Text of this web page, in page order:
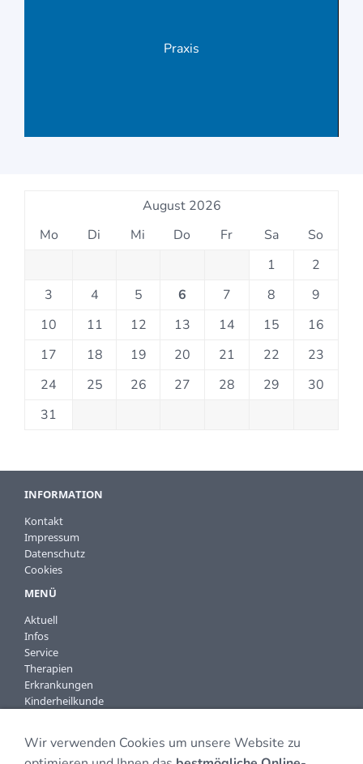
Praxis
August 2026
Mo
Di Mi Do Fr Sa
So
1
2
3
4 5 6 7 8
9
10
11 12 13 14 15
16
17
18 19 20 21 22
23
24
25 26 27 28 29
30
31
INFORMATION
Kontakt
Impressum
Datenschutz
Cookies
MENÜ
Aktuell
Infos
Service
Therapien
Erkrankungen
Kinderheilkunde
Praxis für Naturheilkunde
Wir verwenden Cookies um unsere Website zu